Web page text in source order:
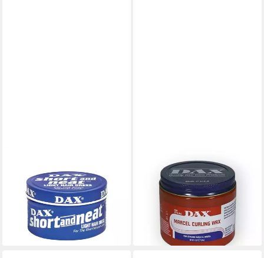
neat Light Pomade, 99g
6,95 €
9,95 €
(7,02 €/ 100 g)
-30%
lieferbar - in 2-3 Werktagen bei dir
Haarwachs Curling Wax
8,95 € UVP 10,99 €
(2,25 €/ 100 g)
lieferbar - in 2-3 Werktagen bei dir